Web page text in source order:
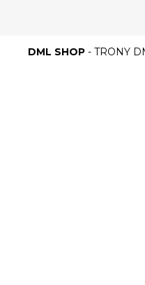
DML SHOP - TRONY